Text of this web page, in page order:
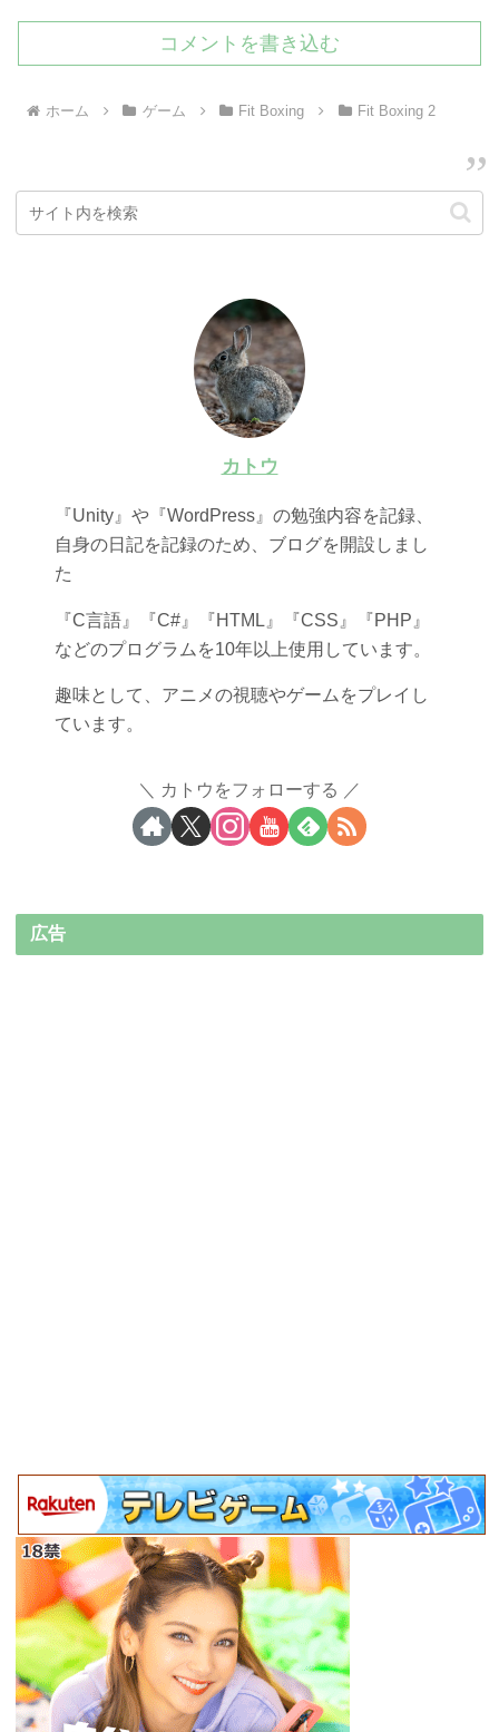
コメントを書き込む
ホーム ゲーム Fit Boxing Fit Boxing 2
カトウ
『Unity』や『WordPress』の勉強内容を記録、
自身の日記を記録のため、ブログを開設しまし
た
『C言語』『C#』『HTML』『CSS』『PHP』
などのプログラムを10年以上使用しています。
趣味として、アニメの視聴やゲームをプレイし
ています。
カトウをフォローする
広告